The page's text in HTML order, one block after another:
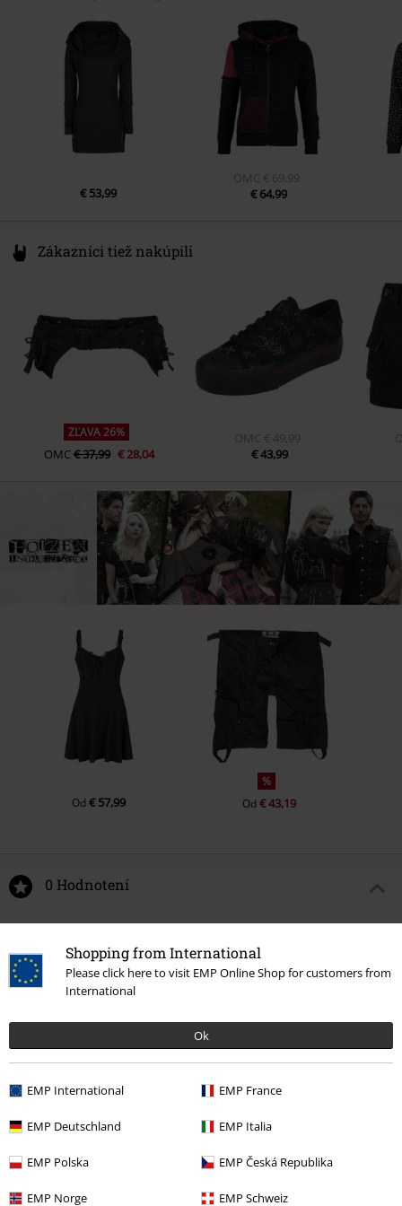
Shopping from International
Please click here to visit EMP Online Shop for customers from
International
Ok
EMP International EMP France
EMP Deutschland EMP Italia
EMP Polska EMP Česká Republika
EMP Norge EMP Schweiz
X91 CF22 CO Waterford
info@innocentclothingltd.com
€ 53,99
OMC € 69,99
€ 64,99
Zákazníci tiež nakúpili
ZĽAVA 26%
OMC€ 37,99 € 28,04
OMC € 49,99
€ 43,99
Od € 57,99
%
Od € 43,19
0 Hodnotení
Napísať hodnotenie
Naposledy navštívené